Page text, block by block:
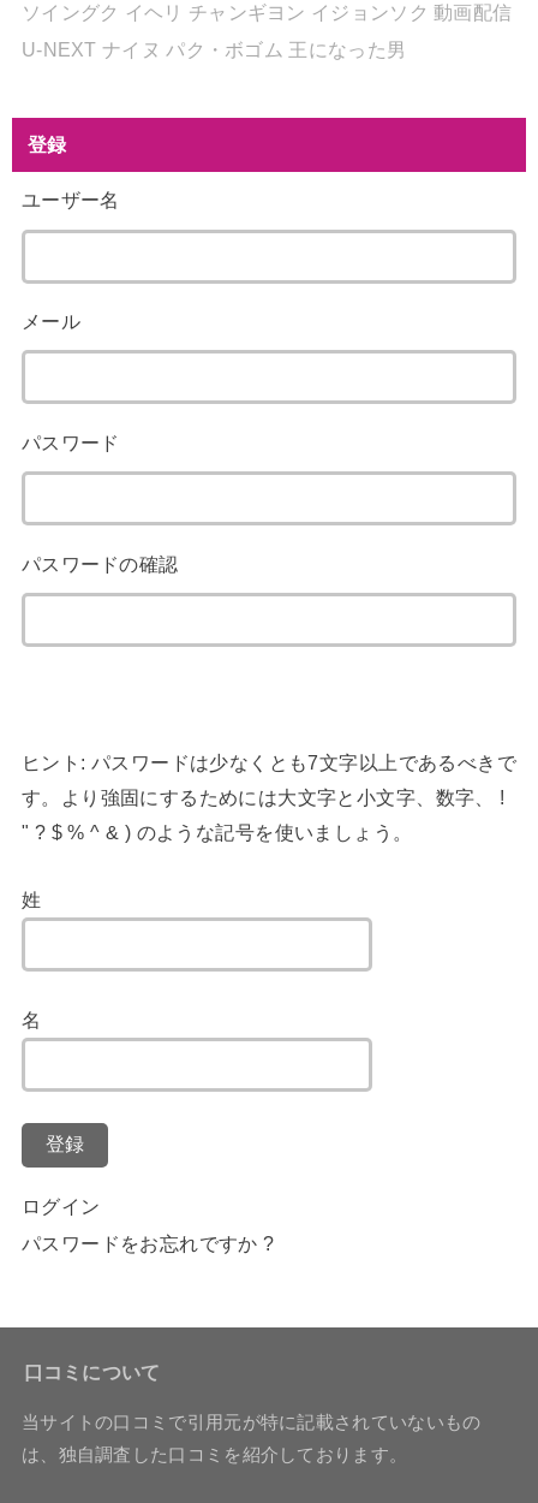
ソイングク イヘリ チャンギヨン イジョンソク 動画配信
U-NEXT ナイヌ パク・ボゴム 王になった男
登録
ユーザー名
メール
パスワード
パスワードの確認
ヒント: パスワードは少なくとも7文字以上であるべきで
す。より強固にするためには大文字と小文字、数字、 !
" ? $ % ^ & ) のような記号を使いましょう。
姓
名
登録
ログイン
パスワードをお忘れですか ?
口コミについて
当サイトの口コミで引用元が特に記載されていないもの
は、独自調査した口コミを紹介しております。